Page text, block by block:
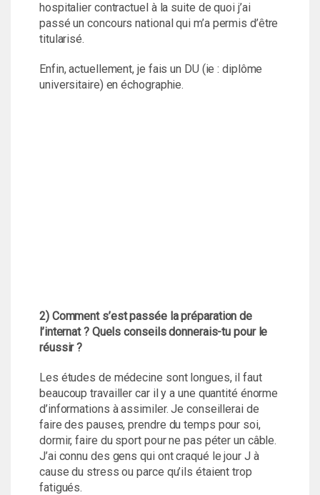
hospitalier contractuel à la suite de quoi j’ai
passé un concours national qui m’a permis d’être
titularisé.
Enfin, actuellement, je fais un DU (ie : diplôme
universitaire) en échographie.
2) Comment s’est passée la préparation de
l’internat ? Quels conseils donnerais-tu pour le
réussir ?
Les études de médecine sont longues, il faut
beaucoup travailler car il y a une quantité énorme
d’informations à assimiler. Je conseillerai de
faire des pauses, prendre du temps pour soi,
dormir, faire du sport pour ne pas péter un câble.
J’ai connu des gens qui ont craqué le jour J à
cause du stress ou parce qu’ils étaient trop
fatigués.